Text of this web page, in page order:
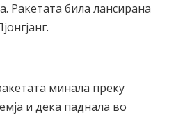
Ракетата била лансирана
минала преку
и дека паднала во